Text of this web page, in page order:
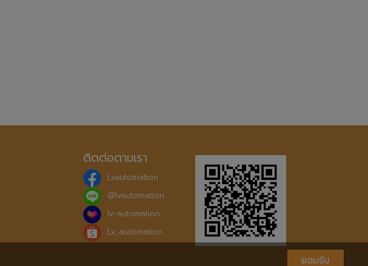
ติดต่อตามเรา
Lvautomation
@lvautomation
lv-automation
Lv_automation
ยอมรับ